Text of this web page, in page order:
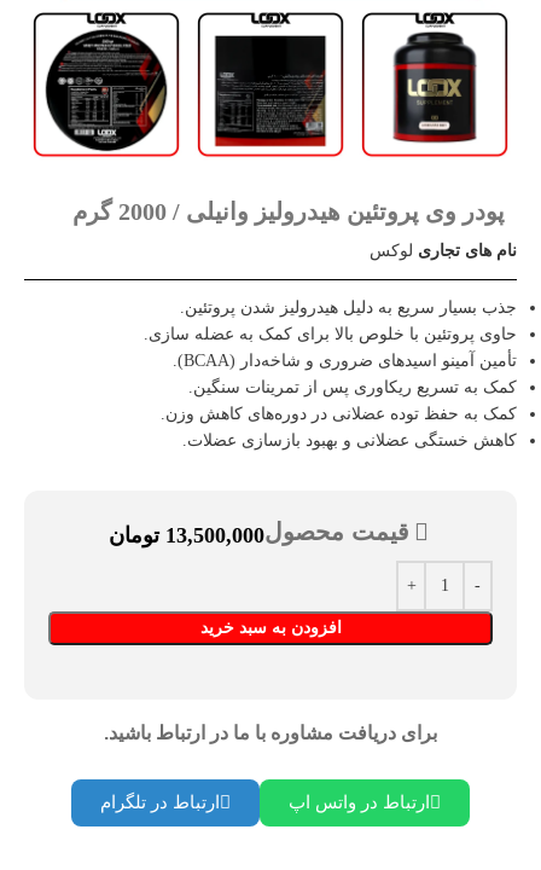
پودر وی پروتئین هیدرولیز وانیلی / 2000 گرم
نام های تجاری لوکس
جذب بسیار سریع به دلیل هیدرولیز شدن پروتئین.
حاوی پروتئین با خلوص بالا برای کمک به عضله‌ سازی.
تأمین آمینو اسیدهای ضروری و شاخه‌دار (BCAA).
کمک به تسریع ریکاوری پس از تمرینات سنگین.
کمک به حفظ توده عضلانی در دوره‌های کاهش وزن.
کاهش خستگی عضلانی و بهبود بازسازی عضلات.
قیمت محصول13,500,000 تومان
افزودن به سبد خرید
برای دریافت مشاوره با ما در ارتباط باشید.
ارتباط در واتس اپ ارتباط در تلگرام